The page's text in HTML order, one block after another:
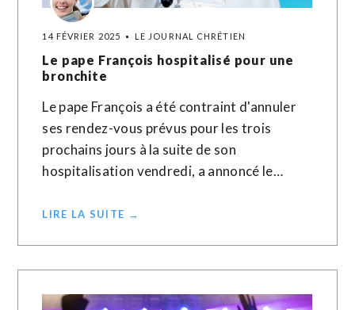
14 FÉVRIER 2025 LE JOURNAL CHRÉTIEN
Le pape François hospitalisé pour une
bronchite
Le pape François a été contraint d'annuler
ses rendez-vous prévus pour les trois
prochains jours à la suite de son
hospitalisation vendredi, a annoncé le…
LIRE LA SUITE →